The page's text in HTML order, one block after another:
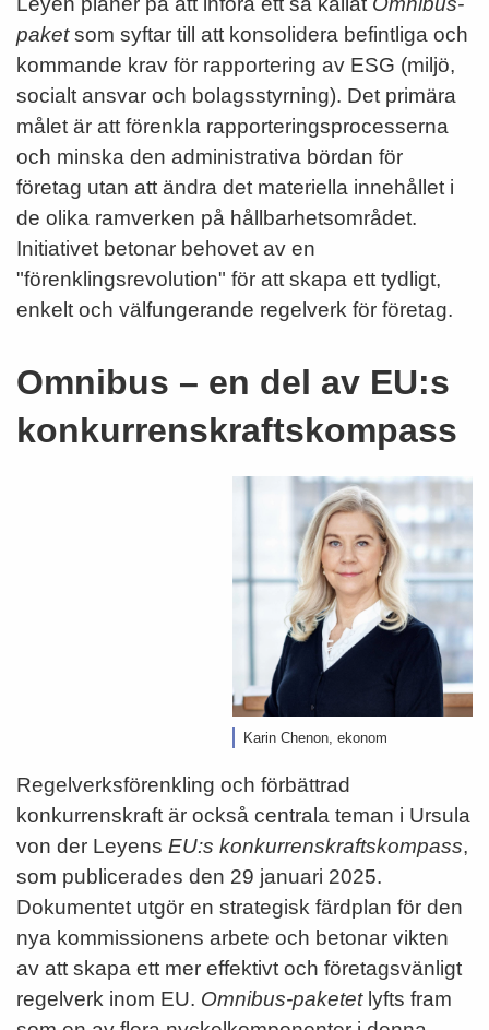
paketsom syftar till att konsolidera befintliga och
kommande krav för rapportering av ESG (miljö,
socialt ansvar och bolagsstyrning). Det primära
målet är att förenkla rapporteringsprocesserna
och minska den administrativa bördan för
företag utan att ändra det materiella innehållet i
de olika ramverken på hållbarhetsområdet.
Initiativet betonar behovet av en
"förenklingsrevolution" för att skapa ett tydligt,
enkelt och välfungerande regelverk för företag.
Omnibus – en del av EU:s
konkurrenskraftskompass
Karin Chenon, ekonom
Regelverksförenkling och förbättrad
konkurrenskraft är också centrala teman i Ursula
von der Leyens EU:s konkurrenskraftskompass,
som publicerades den 29 januari 2025.
Dokumentet utgör en strategisk färdplan för den
nya kommissionens arbete och betonar vikten
av att skapa ett mer effektivt och företagsvänligt
regelverk inom EU. Omnibus-paketet lyfts fram